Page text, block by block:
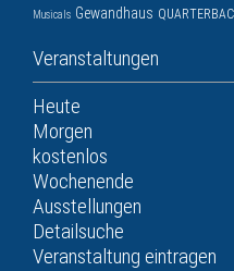
Musicals Gewandhaus
Veranstaltungen
Heute
Morgen
kostenlos
Wochenende
Ausstellungen
Detailsuche
Veranstaltung eintragen